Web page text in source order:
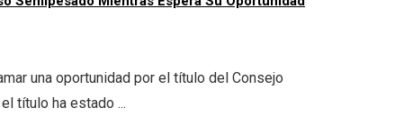
una oportunidad por el título del Consejo
título ha estado ...